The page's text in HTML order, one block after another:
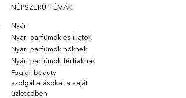
NÉPSZERŰ TÉMÁK
Nyár
Nyári parfümök és illatok
Nyári parfümök nőknek
Nyári parfümök férfiaknak
Foglalj beauty
szolgáltatásokat a saját
üzletedben